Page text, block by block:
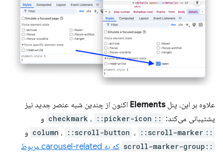
علاوه بر این، پنلElements اکنون از چندین شبه عنصر جدید نیز
پشتیبانی می‌کند:
::checkmark ، ::picker-icon و
::column ، ::scroll-button ، ::scroll-marker و
::scroll-marker-group
که به carousel-related مربوط